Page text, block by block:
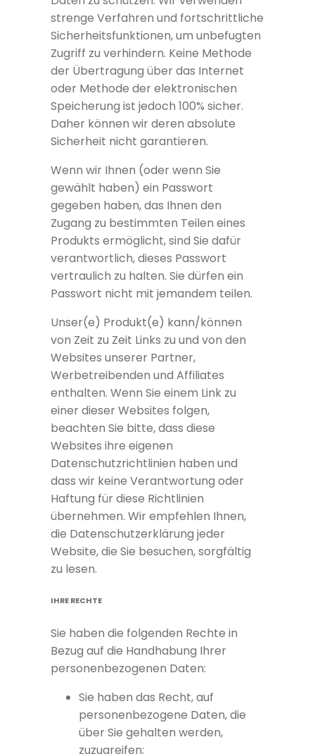
strenge Verfahren und fortschrittliche
Sicherheitsfunktionen, um unbefugten
Zugriff zu verhindern. Keine Methode
der Übertragung über das Internet
oder Methode der elektronischen
Speicherung ist jedoch 100% sicher.
Daher können wir deren absolute
Sicherheit nicht garantieren.
Wenn wir Ihnen (oder wenn Sie
gewählt haben) ein Passwort
gegeben haben, das Ihnen den
Zugang zu bestimmten Teilen eines
Produkts ermöglicht, sind Sie dafür
verantwortlich, dieses Passwort
vertraulich zu halten. Sie dürfen ein
Passwort nicht mit jemandem teilen.
Unser(e) Produkt(e) kann/können
von Zeit zu Zeit Links zu und von den
Websites unserer Partner,
Werbetreibenden und Affiliates
enthalten. Wenn Sie einem Link zu
einer dieser Websites folgen,
beachten Sie bitte, dass diese
Websites ihre eigenen
Datenschutzrichtlinien haben und
dass wir keine Verantwortung oder
Haftung für diese Richtlinien
übernehmen. Wir empfehlen Ihnen,
die Datenschutzerklärung jeder
Website, die Sie besuchen, sorgfältig
zu lesen.
IHRE RECHTE
Sie haben die folgenden Rechte in
Bezug auf die Handhabung Ihrer
personenbezogenen Daten:
Sie haben das Recht, auf
personenbezogene Daten, die
über Sie gehalten werden,
zuzugreifen;